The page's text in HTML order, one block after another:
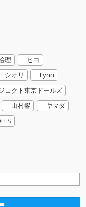
理
ヒヨ
シオリ
Lynn
ェクト東京ドールズ
山村響
ヤマダ